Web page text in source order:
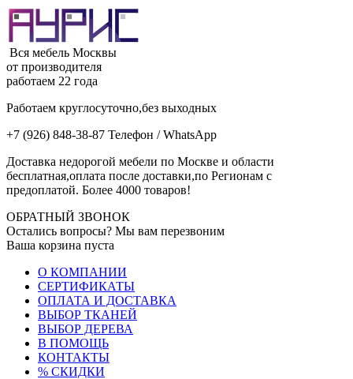
Вся мебель Москвы
от производителя
работаем 22 года
Работаем круглосуточно,без выходных
+7 (926) 848-38-87 Телефон / WhatsApp
Доставка недорогой мебели по Москве и области
бесплатная,оплата после доставки,по Регионам с
предоплатой. Более 4000 товаров!
ОБРАТНЫЙ ЗВОНОК
Остались вопросы? Мы вам перезвоним
Ваша корзина пуста
О КОМПАНИИ
СЕРТИФИКАТЫ
ОПЛАТА И ДОСТАВКА
ВЫБОР ТКАНЕЙ
ВЫБОР ДЕРЕВА
В ПОМОЩЬ
КОНТАКТЫ
% СКИДКИ